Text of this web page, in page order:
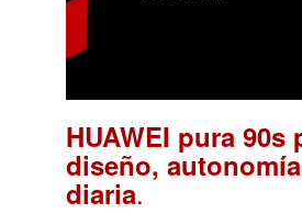
HUAWEI pura 90s
diseño,
diaria.